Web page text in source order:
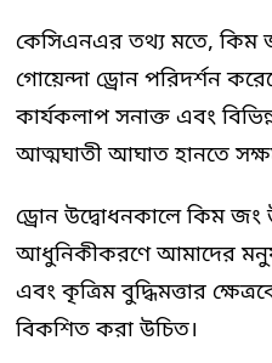
কেসিএনএর তথ্য মতে,
গোয়েন্দা ড্রোন পরিদর্শন
কার্যকলাপ সনাক্ত এবং
আত্মঘাতী আঘাত হানতে
ড্রোন উদ্বোধনকালে কিম জং
আধুনিকীকরণে আমাদের
এবং কৃত্রিম বুদ্ধিমত্তার
বিকশিত করা উচিত।